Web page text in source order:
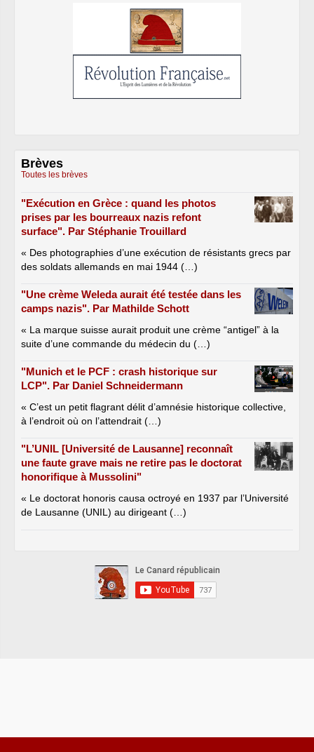
Brèves
Toutes les brèves
"Exécution en Grèce : quand les photos
prises par les bourreaux nazis refont
surface". Par Stéphanie Trouillard
« Des photographies d’une exécution de résistants grecs par
des soldats allemands en mai 1944 (…)
"Une crème Weleda aurait été testée dans les
camps nazis". Par Mathilde Schott
« La marque suisse aurait produit une crème “antigel” à la
suite d’une commande du médecin du (…)
"Munich et le PCF : crash historique sur
LCP". Par Daniel Schneidermann
« C’est un petit flagrant délit d’amnésie historique collective,
à l’endroit où on l’attendrait (…)
"L’UNIL [Université de Lausanne] reconnaît
une faute grave mais ne retire pas le doctorat
honorifique à Mussolini"
« Le doctorat honoris causa octroyé en 1937 par l’Université
de Lausanne (UNIL) au dirigeant (…)